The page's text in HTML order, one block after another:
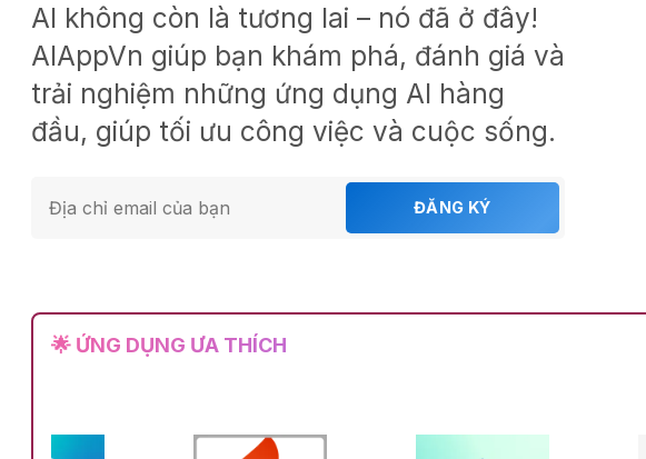
AI không còn là tương lai – nó đã ở đây!
AIAppVn giúp bạn khám phá, đánh giá và
trải nghiệm những ứng dụng AI hàng
đầu, giúp tối ưu công việc và cuộc sống.
ĐĂNG KÝ
🌟 ỨNG DỤNG ƯA THÍCH